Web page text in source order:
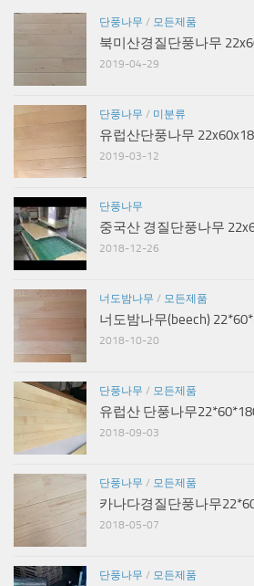
단풍나무 / 모든제품
북미산경질단풍나무
2019-04-29
단풍나무 / 미분류
유럽산단풍나무
2019-03-12
단풍나무
중국산 경질단풍나무
2018-12-26
너도밤나무 / 모든제품
너도밤나무(beech)
2018-10-20
단풍나무 / 모든제품
유럽산 단풍나무
2018-09-03
단풍나무 / 모든제품
카나다경질단풍나무
2018-05-07
단풍나무 / 모든제품